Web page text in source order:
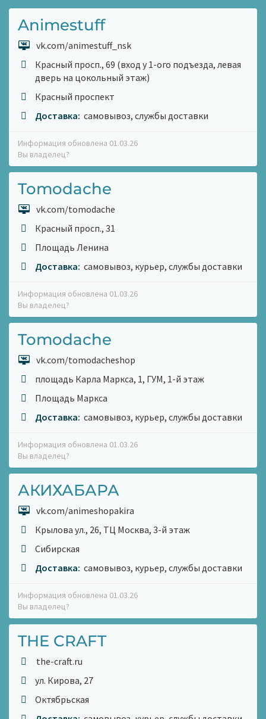
Animestuff
vk.com/animestuff_nsk
Красный просп., 69 (вход у 1-ого подъезда, левая
дверь на цокольный этаж)
Красный проспект
Доставка: самовывоз, службы доставки
Информация обновлена 01.03.26
Вы владелец?
Tomodache
vk.com/tomodache
Красный просп., 31
Площадь Ленина
Доставка: самовывоз, курьер, службы доставки
Информация обновлена 01.03.26
Вы владелец?
Tomodache
vk.com/tomodacheshop
площадь Карла Маркса, 1, ГУМ, 1-й этаж
Площадь Маркса
Доставка: самовывоз, курьер, службы доставки
Информация обновлена 01.03.26
Вы владелец?
АКИХАБАРА
vk.com/animeshopakira
Крылова ул., 26, ТЦ Москва, 3-й этаж
Сибирская
Доставка: самовывоз, курьер, службы доставки
Информация обновлена 01.03.26
Вы владелец?
THE CRAFT
the-craft.ru
ул. Кирова, 27
Октябрьская